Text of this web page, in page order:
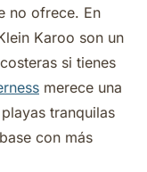
no ofrece. En
Karoo son un
si tienes
merece una
tranquilas
con más